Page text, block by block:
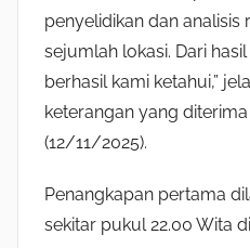
penyelidikan dan analisis
sejumlah lokasi. Dari
berhasil kami ketahui,”
keterangan yang
(12/11/2025).
Penangkapan pertama
sekitar pukul 22.00 Wita